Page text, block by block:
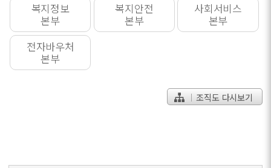
복지정보
본부
복지안전
본부
사회서비스
본부
전자바우처
본부
조직도 다시보기